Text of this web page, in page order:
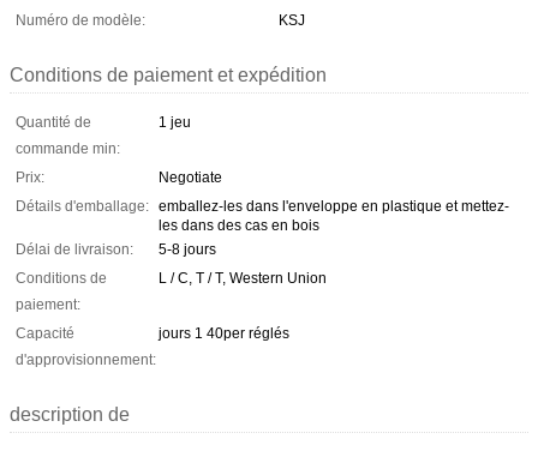
Numéro de modèle:
KSJ
Conditions de paiement et expédition
Quantité de
commande min:
1 jeu
Prix:
Negotiate
Détails d'emballage: emballez-les dans l'enveloppe en plastique et mettez-
les dans des cas en bois
Délai de livraison:
5-8 jours
Conditions de
paiement:
L / C, T / T, Western Union
Capacité
d'approvisionnement:
jours 1 40per réglés
description de